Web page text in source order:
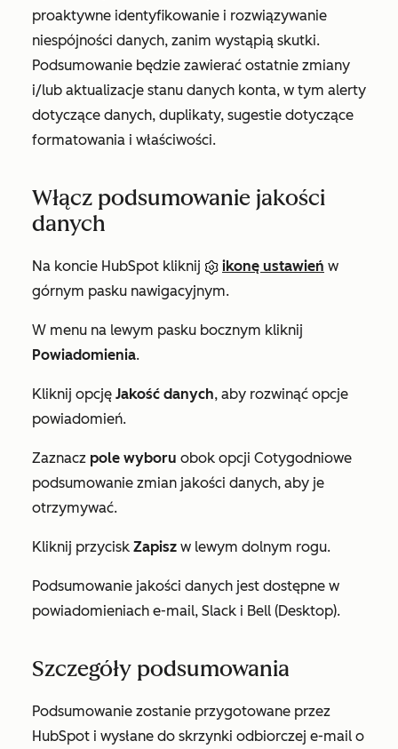
proaktywne identyfikowanie i rozwiązywanie
niespójności danych, zanim wystąpią skutki.
Podsumowanie będzie zawierać ostatnie zmiany
i/lub aktualizacje stanu danych konta, w tym alerty
dotyczące danych, duplikaty, sugestie dotyczące
formatowania i właściwości.
Włącz podsumowanie jakości
danych
Na koncie HubSpot kliknij ikonę ustawień w
górnym pasku nawigacyjnym.
W menu na lewym pasku bocznym kliknij
Powiadomienia.
Kliknij opcję Jakość danych, aby rozwinąć opcje
powiadomień.
Zaznacz pole wyboru obok opcji Cotygodniowe
podsumowanie zmian jakości danych, aby je
otrzymywać.
Kliknij przycisk Zapisz w lewym dolnym rogu.
Podsumowanie jakości danych jest dostępne w
powiadomieniach e-mail, Slack i Bell (Desktop).
Szczegóły podsumowania
Podsumowanie zostanie przygotowane przez
HubSpot i wysłane do skrzynki odbiorczej e-mail o